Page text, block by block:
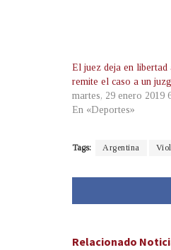
El juez deja en
remite el caso a un
martes, 29 enero 2019
En «Deportes»
Tags: Argentina
Relacionado